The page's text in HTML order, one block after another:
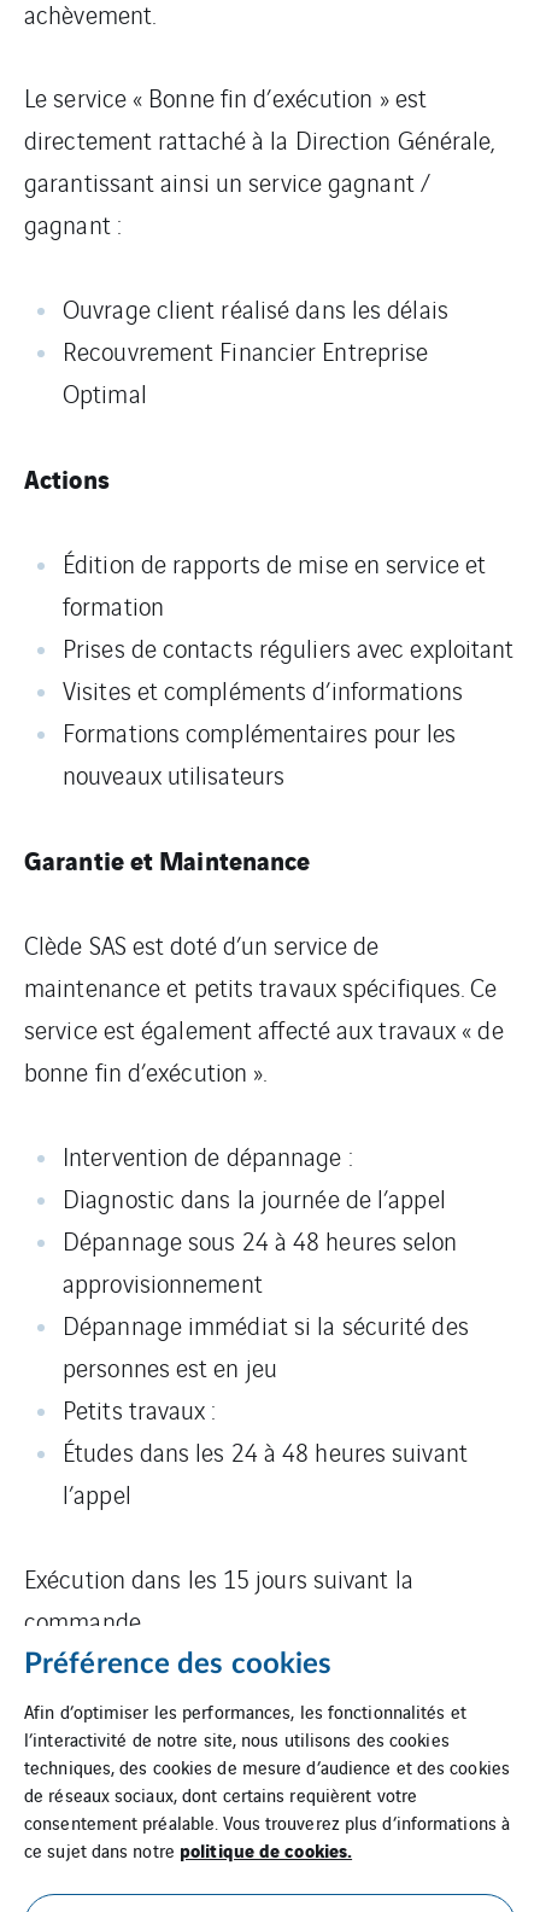
achèvement.
Le service « Bonne fin d’exécution » est
directement rattaché à la Direction Générale,
garantissant ainsi un service gagnant /
gagnant :
Ouvrage client réalisé dans les délais
Recouvrement Financier Entreprise
Optimal
Actions
Édition de rapports de mise en service et
formation
Prises de contacts réguliers avec exploitant
Visites et compléments d’informations
Formations complémentaires pour les
nouveaux utilisateurs
Garantie et Maintenance
Clède SAS est doté d’un service de
maintenance et petits travaux spécifiques. Ce
service est également affecté aux travaux « de
bonne fin d’exécution ».
Intervention de dépannage :
Diagnostic dans la journée de l’appel
Dépannage sous 24 à 48 heures selon
approvisionnement
Dépannage immédiat si la sécurité des
personnes est en jeu
Petits travaux :
Études dans les 24 à 48 heures suivant
l’appel
Exécution dans les 15 jours suivant la
commande.
Mentions Légales
Préférence des cookies
Afin d’optimiser les performances, les fonctionnalités et
l’interactivité de notre site, nous utilisons des cookies
techniques, des cookies de mesure d’audience et des cookies
de réseaux sociaux, dont certains requièrent votre
consentement préalable. Vous trouverez plus d’informations à
ce sujet dans notre politique de cookies.